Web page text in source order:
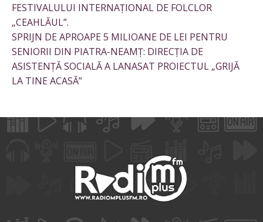
FESTIVALULUI INTERNAȚIONAL DE FOLCLOR
„CEAHLĂUL”.
SPRIJN DE APROAPE 5 MILIOANE DE LEI PENTRU
SENIORII DIN PIATRA-NEAMȚ: DIRECȚIA DE
ASISTENȚĂ SOCIALĂ A LANASAT PROIECTUL „GRIJĂ
LA TINE ACASĂ”